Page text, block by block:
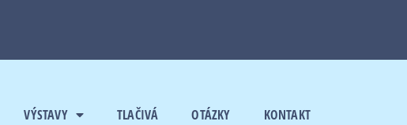
VÝSTAVY TLAČIVÁ OTÁZKY KONTAKT